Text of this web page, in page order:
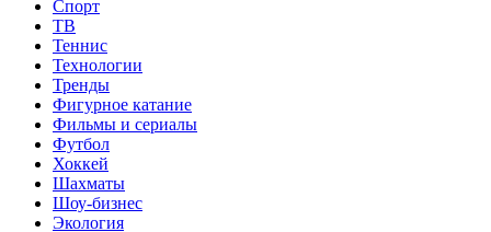
Спорт
ТВ
Теннис
Технологии
Тренды
Фигурное катание
Фильмы и сериалы
Футбол
Хоккей
Шахматы
Шоу-бизнес
Экология